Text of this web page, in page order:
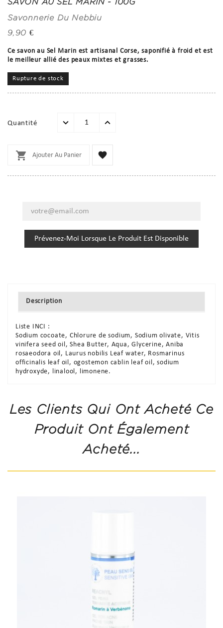
Savonnerie Du Nebbiu
9,90 €
Ce savon au Sel Marin est artisanal Corse, saponifié à froid et est
le meilleur allié des peaux mixtes et grasses.
Rupture de stock
Quantité
 Ajouter Au Panier 
Prévenez-Moi Lorsque Le Produit Est Disponible
Description
Liste INCI :
Sodium cocoate, Chlorure de sodium, Sodium olivate, Vitis
vinifera seed oil, Shea Butter, Aqua, Glycerine, Aniba
rosaeodora oil, Laurus nobilis Leaf water, Rosmarinus
officinalis leaf oil, ogostemon cablin leaf oil, sodium
hydroxyde, linalool, limonene.
Les Clients Qui Ont Acheté Ce
Produit Ont Également
Acheté...